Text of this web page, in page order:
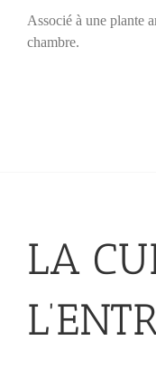
Associé à une plante
chambre.
LA